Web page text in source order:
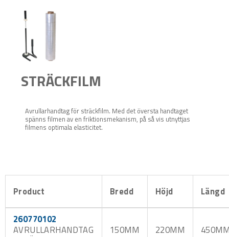
STRÄCKFILM
Avrullarhandtag för sträckfilm. Med det översta handtaget
spänns filmen av en friktionsmekanism, på så vis utnyttjas
filmens optimala elasticitet.
Product Bredd Höjd Längd
260770102
AVRULLARHANDTAG
150MM 220MM